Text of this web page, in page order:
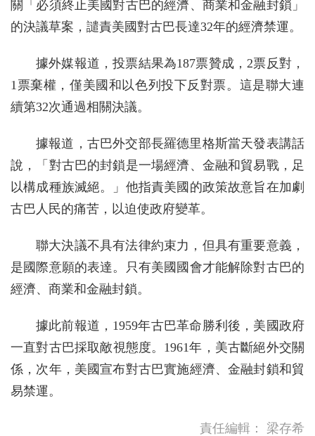
關「必須終止美國對古巴的經濟、商業和金融封鎖」
的決議草案，譴責美國對古巴長達32年的經濟禁運。
據外媒報道，投票結果為187票贊成，2票反對，
1票棄權，僅美國和以色列投下反對票。這是聯大連
續第32次通過相關決議。
據報道，古巴外交部長羅德里格斯當天發表講話
說，「對古巴的封鎖是一場經濟、金融和貿易戰，足
以構成種族滅絕。」他指責美國的政策故意旨在加劇
古巴人民的痛苦，以迫使政府變革。
聯大決議不具有法律約束力，但具有重要意義，
是國際意願的表達。只有美國國會才能解除對古巴的
經濟、商業和金融封鎖。
據此前報道，1959年古巴革命勝利後，美國政府
一直對古巴採取敵視態度。1961年，美古斷絕外交關
係，次年，美國宣布對古巴實施經濟、金融封鎖和貿
易禁運。
責任編輯： 梁存希